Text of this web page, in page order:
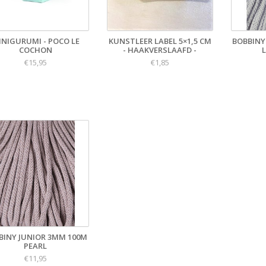
- POCO LE
COCHON
€15,95
KUNSTLEER LABEL 5×1,5 CM
- HAAKVERSLAAFD -
€1,85
JUNIOR 3MM 100M
PEARL
€11,95